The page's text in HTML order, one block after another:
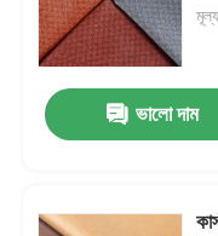
ভালো দাম